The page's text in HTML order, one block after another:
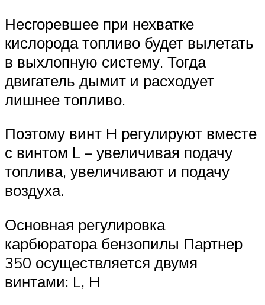
Несгоревшее при нехватке
кислорода топливо будет вылетать
в выхлопную систему. Тогда
двигатель дымит и расходует
лишнее топливо.
Поэтому винт H регулируют вместе
с винтом L – увеличивая подачу
топлива, увеличивают и подачу
воздуха.
Основная регулировка
карбюратора бензопилы Партнер
350 осуществляется двумя
винтами: L, H